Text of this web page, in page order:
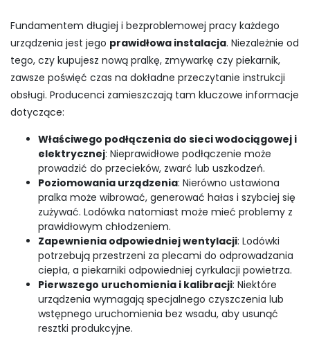
Fundamentem długiej i bezproblemowej pracy każdego
urządzenia jest jego prawidłowa instalacja. Niezależnie od
tego, czy kupujesz nową pralkę, zmywarkę czy piekarnik,
zawsze poświęć czas na dokładne przeczytanie instrukcji
obsługi. Producenci zamieszczają tam kluczowe informacje
dotyczące:
Właściwego podłączenia do sieci wodociągowej i
elektrycznej: Nieprawidłowe podłączenie może
prowadzić do przecieków, zwarć lub uszkodzeń.
Poziomowania urządzenia: Nierówno ustawiona
pralka może wibrować, generować hałas i szybciej się
zużywać. Lodówka natomiast może mieć problemy z
prawidłowym chłodzeniem.
Zapewnienia odpowiedniej wentylacji: Lodówki
potrzebują przestrzeni za plecami do odprowadzania
ciepła, a piekarniki odpowiedniej cyrkulacji powietrza.
Pierwszego uruchomienia i kalibracji: Niektóre
urządzenia wymagają specjalnego czyszczenia lub
wstępnego uruchomienia bez wsadu, aby usunąć
resztki produkcyjne.